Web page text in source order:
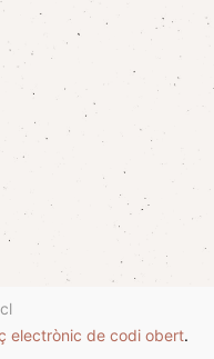
electrònic de codi obert.